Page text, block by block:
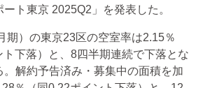
ト東京 2025Q2」を発表した。
）の東京23区の空室率は2.15％
ト下落）と、8四半期連続で下落とな
。解約予告済み・募集中の面積を加